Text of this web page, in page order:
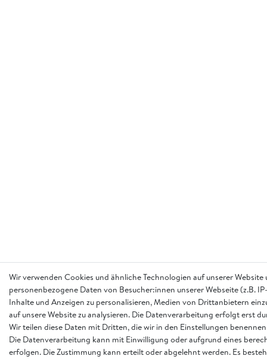
Wir verwenden Cookies und ähnliche Technologien auf unserer
personenbezogene Daten von Besucher:innen unserer Webseite (z.B.
Inhalte und Anzeigen zu personalisieren, Medien von Drittanbietern
auf unsere Website zu analysieren. Die Datenverarbeitung erfolgt erst
Wir teilen diese Daten mit Dritten, die wir in den Einstellungen
Die Datenverarbeitung kann mit Einwilligung oder aufgrund eines
erfolgen. Die Zustimmung kann erteilt oder abgelehnt werden. Es